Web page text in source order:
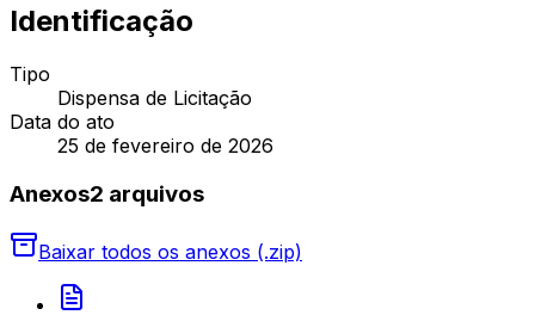
Identificação
Tipo
Dispensa de Licitação
Data do ato
25 de fevereiro de 2026
Anexos2 arquivos
Baixar todos os anexos (.zip)